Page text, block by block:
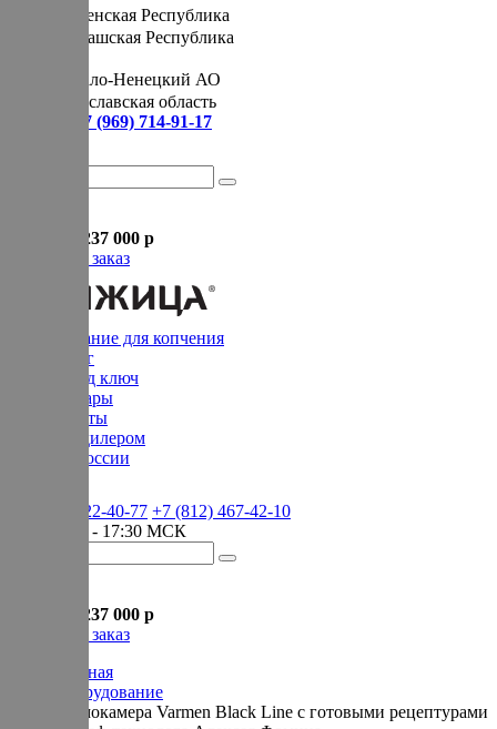
Чеченская Республика
Чувашская Республика
Ямало-Ненецкий АО
Ярославская область
+7 (969) 714-91-17
1 237 000 р
Оформить заказ
Оборудование для копчения
Каталог
Цех под ключ
Семинары
Контакты
Стать дилером
Цеха России
+7 (905) 222-40-77 +7 (812) 467-42-10
пн-пт 9:00 - 17:30 МСК
1 237 000 р
Оформить заказ
Главная
Оборудование
Термокамера Varmen Black Line с готовыми рецептурами